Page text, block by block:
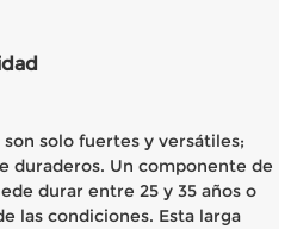
solo fuertes y versátiles;
duraderos. Un componente de
durar entre 25 y 35 años o
las condiciones. Esta larga